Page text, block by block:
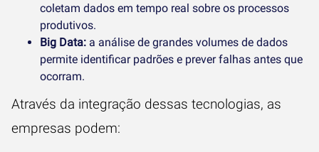
coletam dados em tempo real sobre os processos
produtivos.
Big Data: a análise de grandes volumes de dados
permite identificar padrões e prever falhas antes que
ocorram.
Através da integração dessas tecnologias, as
empresas podem: